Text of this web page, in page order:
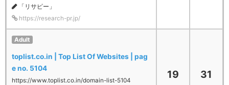
「リサピー」
https://research-pr.jp/
Adult
toplist.co.in | Top List Of Websites | pag
e no. 5104
https://www.toplist.co.in/domain-list-5104 19 31